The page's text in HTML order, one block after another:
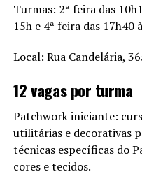
Turmas: 2ª feira das
15h e 4ª feira das 17h40
Local: Rua Candelária,
12 vagas por turma
Patchwork iniciante:
utilitárias e decorativas
técnicas específicas do
cores e tecidos.